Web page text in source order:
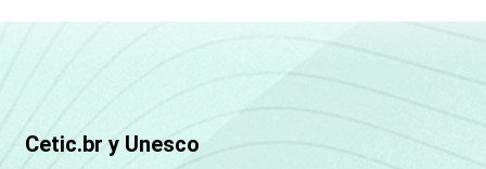
Cetic.br y Unesco